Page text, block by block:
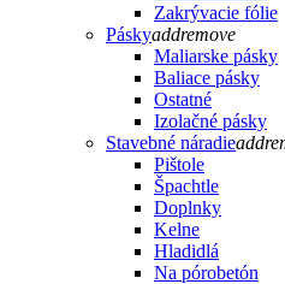
Zakrývacie fólie
Páskyaddremove
Maliarske pásky
Baliace pásky
Ostatné
Izolačné pásky
Stavebné náradieadd
Pištole
Špachtle
Doplnky
Kelne
Hladidlá
Na pórobetón